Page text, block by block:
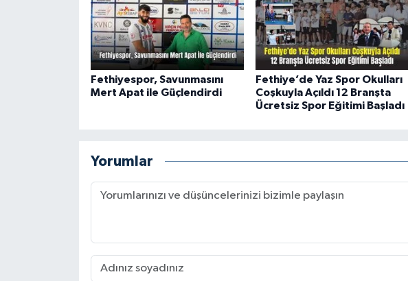
Fethiyespor, Savunmasını
Mert Apat ile Güçlendirdi
Fethiye’de Yaz Spor Okulları
Coşkuyla Açıldı 12 Branşta
Ücretsiz Spor Eğitimi Başladı
Yorumlar